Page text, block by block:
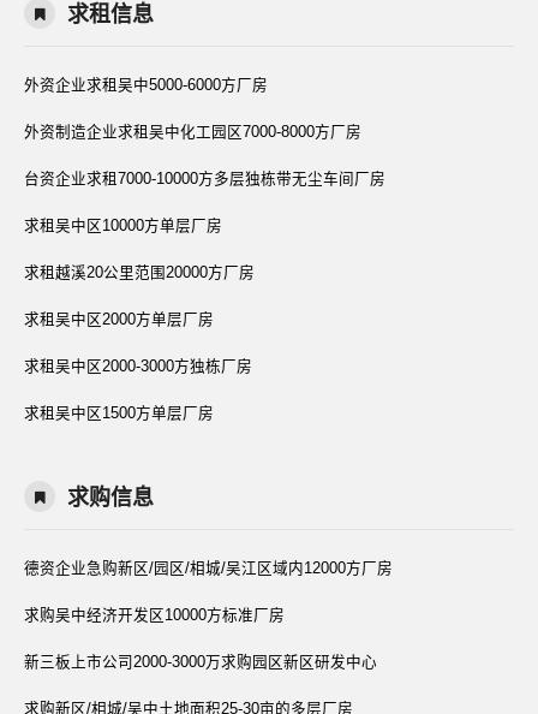
求租信息
外资企业求租吴中5000-6000方厂房
外资制造企业求租吴中化工园区7000-8000方厂房
台资企业求租7000-10000方多层独栋带无尘车间厂房
求租吴中区10000方单层厂房
求租越溪20公里范围20000方厂房
求租吴中区2000方单层厂房
求租吴中区2000-3000方独栋厂房
求租吴中区1500方单层厂房
求购信息
德资企业急购新区/园区/相城/吴江区域内12000方厂房
求购吴中经济开发区10000方标准厂房
新三板上市公司2000-3000万求购园区新区研发中心
求购新区/相城/吴中土地面积25-30亩的多层厂房